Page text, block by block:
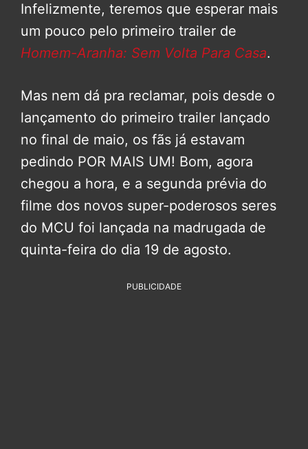
Infelizmente, teremos que esperar mais
um pouco pelo primeiro trailer de
Homem-Aranha: Sem Volta Para Casa.
Mas nem dá pra reclamar, pois desde o
lançamento do primeiro trailer lançado
no final de maio, os fãs já estavam
pedindo POR MAIS UM! Bom, agora
chegou a hora, e a segunda prévia do
filme dos novos super-poderosos seres
do MCU foi lançada na madrugada de
quinta-feira do dia 19 de agosto.
PUBLICIDADE